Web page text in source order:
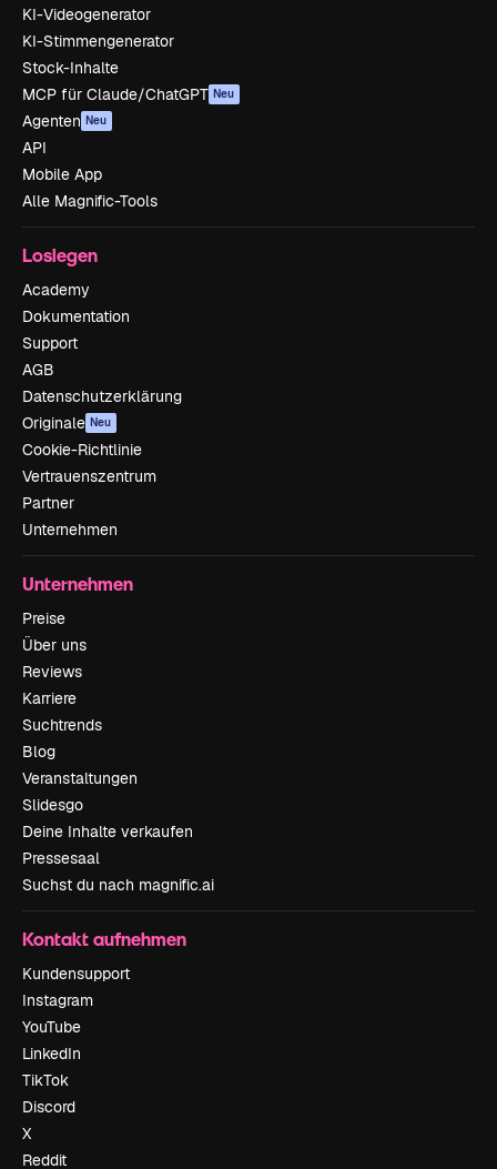
KI-Videogenerator
KI-Stimmengenerator
Stock-Inhalte
MCP für Claude/ChatGPT Neu
Agenten Neu
API
Mobile App
Alle Magnific-Tools
Loslegen
Academy
Dokumentation
Support
AGB
Datenschutzerklärung
Originale Neu
Cookie-Richtlinie
Vertrauenszentrum
Partner
Unternehmen
Unternehmen
Preise
Über uns
Reviews
Karriere
Suchtrends
Blog
Veranstaltungen
Slidesgo
Deine Inhalte verkaufen
Pressesaal
Suchst du nach magnific.ai
Kontakt aufnehmen
Kundensupport
Instagram
YouTube
LinkedIn
TikTok
Discord
X
Reddit